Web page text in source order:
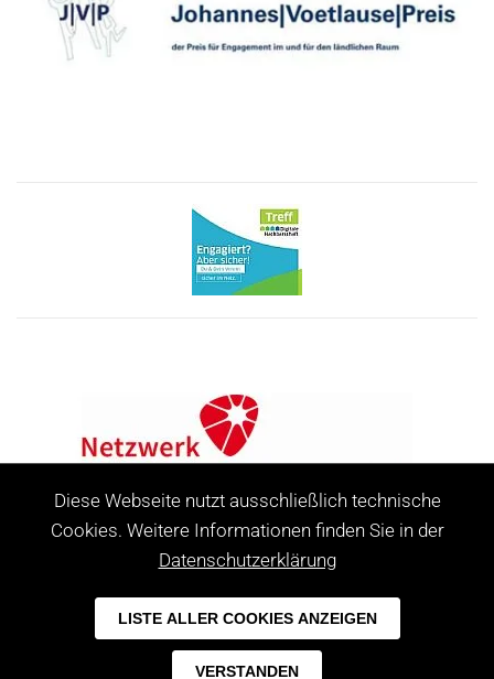
Leer
Diese Webseite nutzt ausschließlich technische
Cookies. Weitere Informationen finden Sie in der
Datenschutzerklärung
LISTE ALLER COOKIES ANZEIGEN
VERSTANDEN